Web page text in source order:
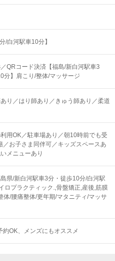
/白河駅車10分】
QRコード決済【福島/新白河駅車3
分】肩こり/整体/マッサージ
り／はり師あり／きゅう師あり／柔道
用OK／駐車場あり／朝10時前でも受
／お子さま同伴可／キッズスペースあ
メニューあり
県/新白河駅車3分・徒歩10分/白河駅
ロプラクティック.,骨盤矯正,産後,筋膜
体/腰痛整体/更年期/マタニティ/マッサ
約OK メンズにもオススメ